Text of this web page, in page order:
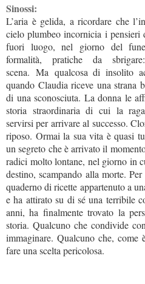
Sinossi:
L’aria è gelida, a ricordare che
cielo plumbeo incornicia i pensieri
fuori luogo, nel giorno del
formalità, pratiche da
scena. Ma qualcosa di insolito
quando Claudia riceve una strana
di una sconosciuta. La donna le
storia straordinaria di cui la
servirsi per arrivare al successo.
riposo. Ormai la sua vita è quasi
un segreto che è arrivato il
radici molto lontane, nel giorno in
destino, scampando alla morte.
quaderno di ricette appartenuto a
e ha attirato su di sé una terribile
anni, ha finalmente trovato la
storia. Qualcuno che condivide
immaginare. Qualcuno che, come
fare una scelta pericolosa.